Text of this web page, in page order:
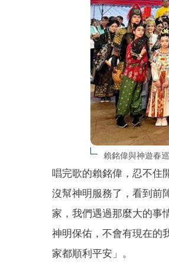
賴銘偉與神遊春
唱完歌的賴銘偉，忍不住
沒幫神明服務了， 看到前
家，我們遇過那麼大的事
神明保佑，不會有現在的
家都順利平安」。